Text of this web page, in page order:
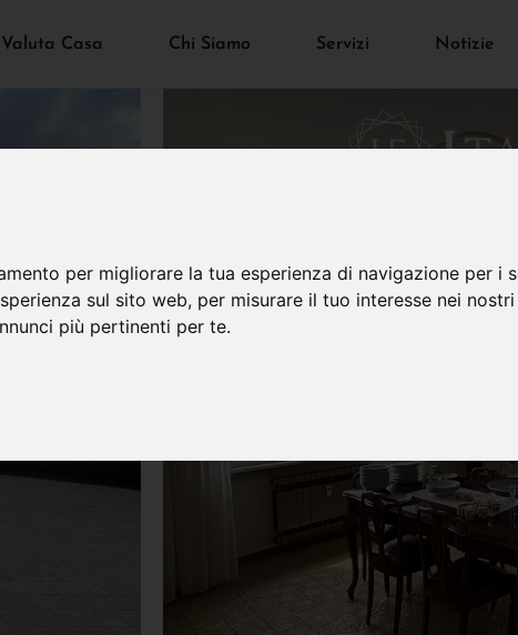
per migliorare la tua esperienza di navigazione per i
sul sito web, per misurare il tuo interesse nei
più pertinenti per te.
Valuta Casa Chi Siamo Servizi Notizie